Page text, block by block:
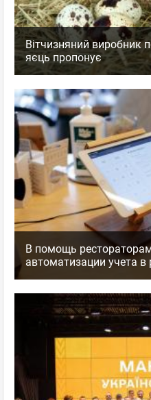
Вітчизняний виробник
яєць пропонує
В помощь
автоматизации учета в